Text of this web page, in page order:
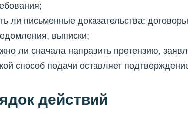
ли письменные доказательства:
выписки;
ли сначала направить претензию,
способ подачи оставляет
действий